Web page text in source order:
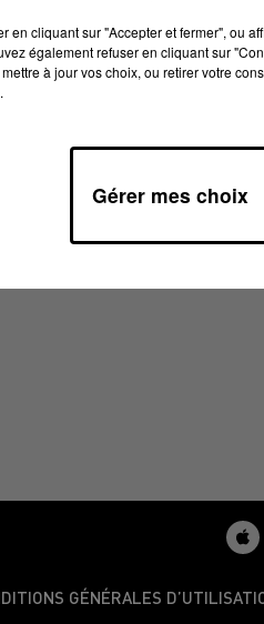
GÉNÉRALES
en cliquant sur "Accepter et fermer", ou
également refuser en cliquant sur
à jour vos choix, ou retirer votre
Gérer mes choix